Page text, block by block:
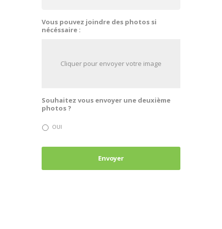
Vous pouvez joindre des photos si
nécéssaire :
Cliquer pour envoyer votre image
Souhaitez vous envoyer une deuxième
photos ?
OUI